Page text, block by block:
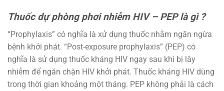
Thuốc dự phòng phơi nhiễm HIV – PEP là gì ?
“Prophylaxis” có nghĩa là xử dụng thuốc nhằm ngăn ngừa
bệnh khởi phát. “Post-exposure prophylaxis” (PEP) có
nghĩa là sử dụng thuốc kháng HIV ngay sau khi bị lây
nhiễm để ngăn chặn HIV khởi phát. Thuốc kháng HIV dùng
trong thời gian khoảng một tháng. PEP không phải là cách